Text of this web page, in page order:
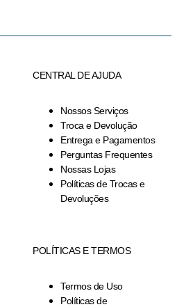
CENTRAL DE AJUDA
Nossos Serviços
Troca e Devolução
Entrega e Pagamentos
Perguntas Frequentes
Nossas Lojas
Políticas de Trocas e
Devoluções
POLÍTICAS E TERMOS
Termos de Uso
Políticas de